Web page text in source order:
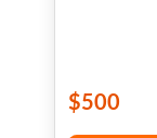
$500